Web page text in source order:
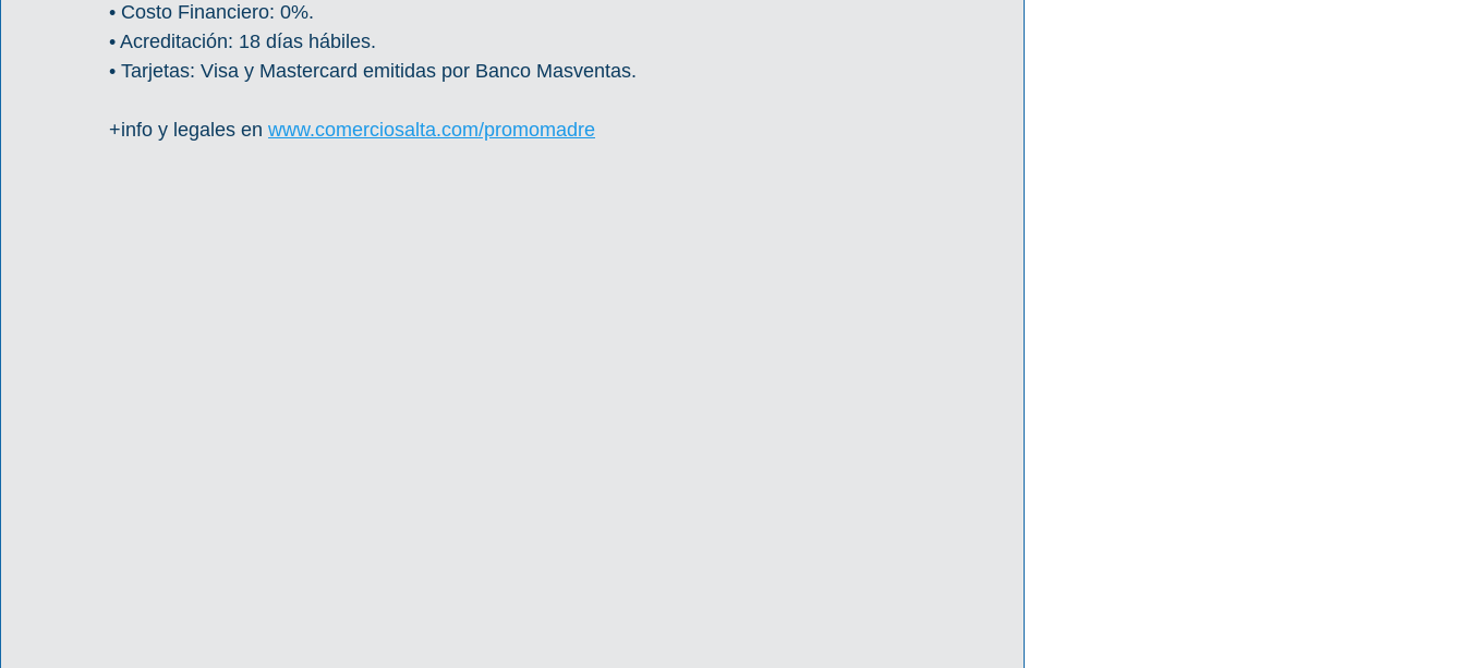
• Costo Financiero: 0%.
• Acreditación: 18 días hábiles.
• Tarjetas: Visa y Mastercard emitidas por Banco Masventas.
+info y legales en www.comerciosalta.com/promomadre